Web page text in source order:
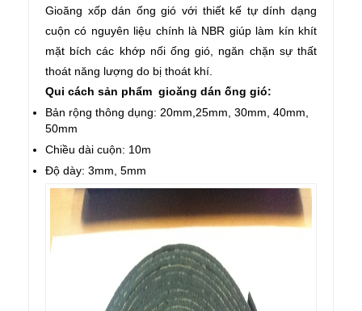
Gioăng xốp dán ống gió với thiết kế tự dính dạng
cuộn có nguyên liệu chính là NBR giúp làm kín khít
mặt bích các khớp nối ống gió, ngăn chặn sự thất
thoát năng lượng do bị thoát khí.
Qui cách sản phẩm gioăng dán ống gió:
Bản rộng thông dụng: 20mm,25mm, 30mm, 40mm,
50mm
Chiều dài cuộn: 10m
Độ dày: 3mm, 5mm